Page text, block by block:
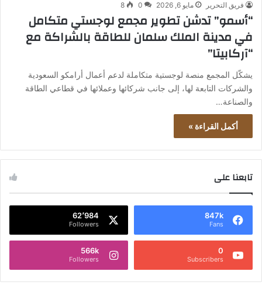
فريق التحرير مايو 6, 2026 0
8
“أسمو” تدشن تطوير مجمع لوجستي متكامل
في مدينة الملك سلمان للطاقة بالشراكة مع
“آركابيتا”
يشكّل المجمع منصة لوجستية متكاملة لدعم أعمال أرامكو السعودية
والشركات التابعة لها، إلى جانب شركائها وعملائها في قطاعي الطاقة
والصناعة…
أكمل القراءة »
تابعنا على
847k
Fans
62٬984
Followers
0
Subscribers
566k
Followers